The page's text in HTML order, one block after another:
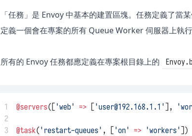
「任務」是 Envoy 中基本的建置區塊。任務定義了當
定義一個會在專案的所有 Queue Worker 伺服器上執行
所有的 Envoy 任務都應定義在專案根目錄上的
1 @servers([ 'web' => [ ' user@192.168.1.1 ' ],
2
3
@task( 'restart-queues' , [ 'on' => 'workers' ])